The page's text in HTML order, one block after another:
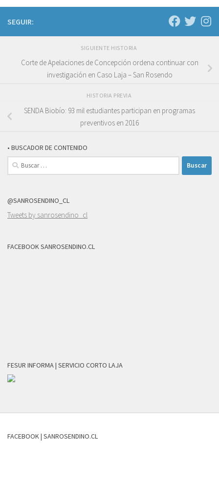
SEGUIR:
SIGUIENTE HISTORIA
Corte de Apelaciones de Concepción ordena continuar con
investigación en Caso Laja – San Rosendo
HISTORIA PREVIA
SENDA Biobío: 93 mil estudiantes participan en programas
preventivos en 2016
• BUSCADOR DE CONTENIDO
Buscar:
@SANROSENDINO_CL
Tweets by sanrosendino_cl
FACEBOOK SANROSENDINO.CL
FESUR INFORMA | SERVICIO CORTO LAJA
FACEBOOK | SANROSENDINO.CL